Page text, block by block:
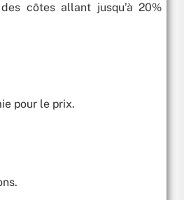
côtes allant jusqu’à 20%
pour le prix.